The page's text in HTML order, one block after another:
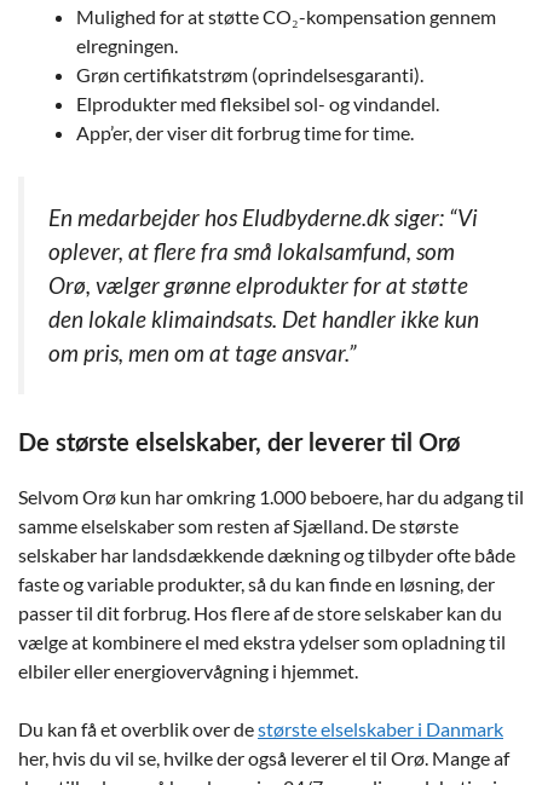
Mulighed for at støtte CO₂-kompensation gennem
elregningen.
Grøn certifikatstrøm (oprindelsesgaranti).
Elprodukter med fleksibel sol- og vindandel.
App’er, der viser dit forbrug time for time.
En medarbejder hos Eludbyderne.dk siger: “Vi
oplever, at flere fra små lokalsamfund, som
Orø, vælger grønne elprodukter for at støtte
den lokale klimaindsats. Det handler ikke kun
om pris, men om at tage ansvar.”
De største elselskaber, der leverer til Orø
Selvom Orø kun har omkring 1.000 beboere, har du adgang til
samme elselskaber som resten af Sjælland. De største
selskaber har landsdækkende dækning og tilbyder ofte både
faste og variable produkter, så du kan finde en løsning, der
passer til dit forbrug. Hos flere af de store selskaber kan du
vælge at kombinere el med ekstra ydelser som opladning til
elbiler eller energiovervågning i hjemmet.
Du kan få et overblik over destørste elselskaber i Danmark
her, hvis du vil se, hvilke der også leverer el til Orø. Mange af